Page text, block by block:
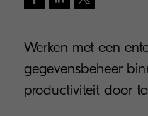
Werken met een
gegevensbeheer
productiviteit door